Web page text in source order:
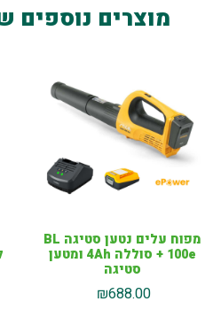
מוצרים נוספים
מפוח עלים נטען סטיגה BL
100e + סוללה 4Ah ומטען
סטיגה
₪688.00